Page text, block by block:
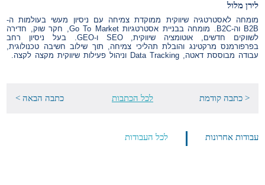
לירן מלול
מומחה לאסטרטגיה שיווקית ממוקדת צמיחה עם ניסיון מעשי בעולמות ה-
B2B וה-B2C. מומחה בבניית אסטרטגיות Go To Market, חקר שוק, חדירה
לשווקים חדשים, אוטומציה שיווקית, SEO ו-GEO. בעל ניסיון רחב
בפרפורמנס מרקטינג והובלת תהליכי צמיחה, תוך שילוב חשיבה טכנולוגית,
עבודה מבוססת דאטה, Data Tracking וניהול פעילות שיווקית מקצה לקצה.
< כתבה קודמת לכל הכתבות כתבה הבאה >
עבודות אחרונות לכל העבודות